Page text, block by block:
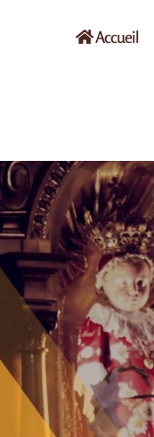
Accueil